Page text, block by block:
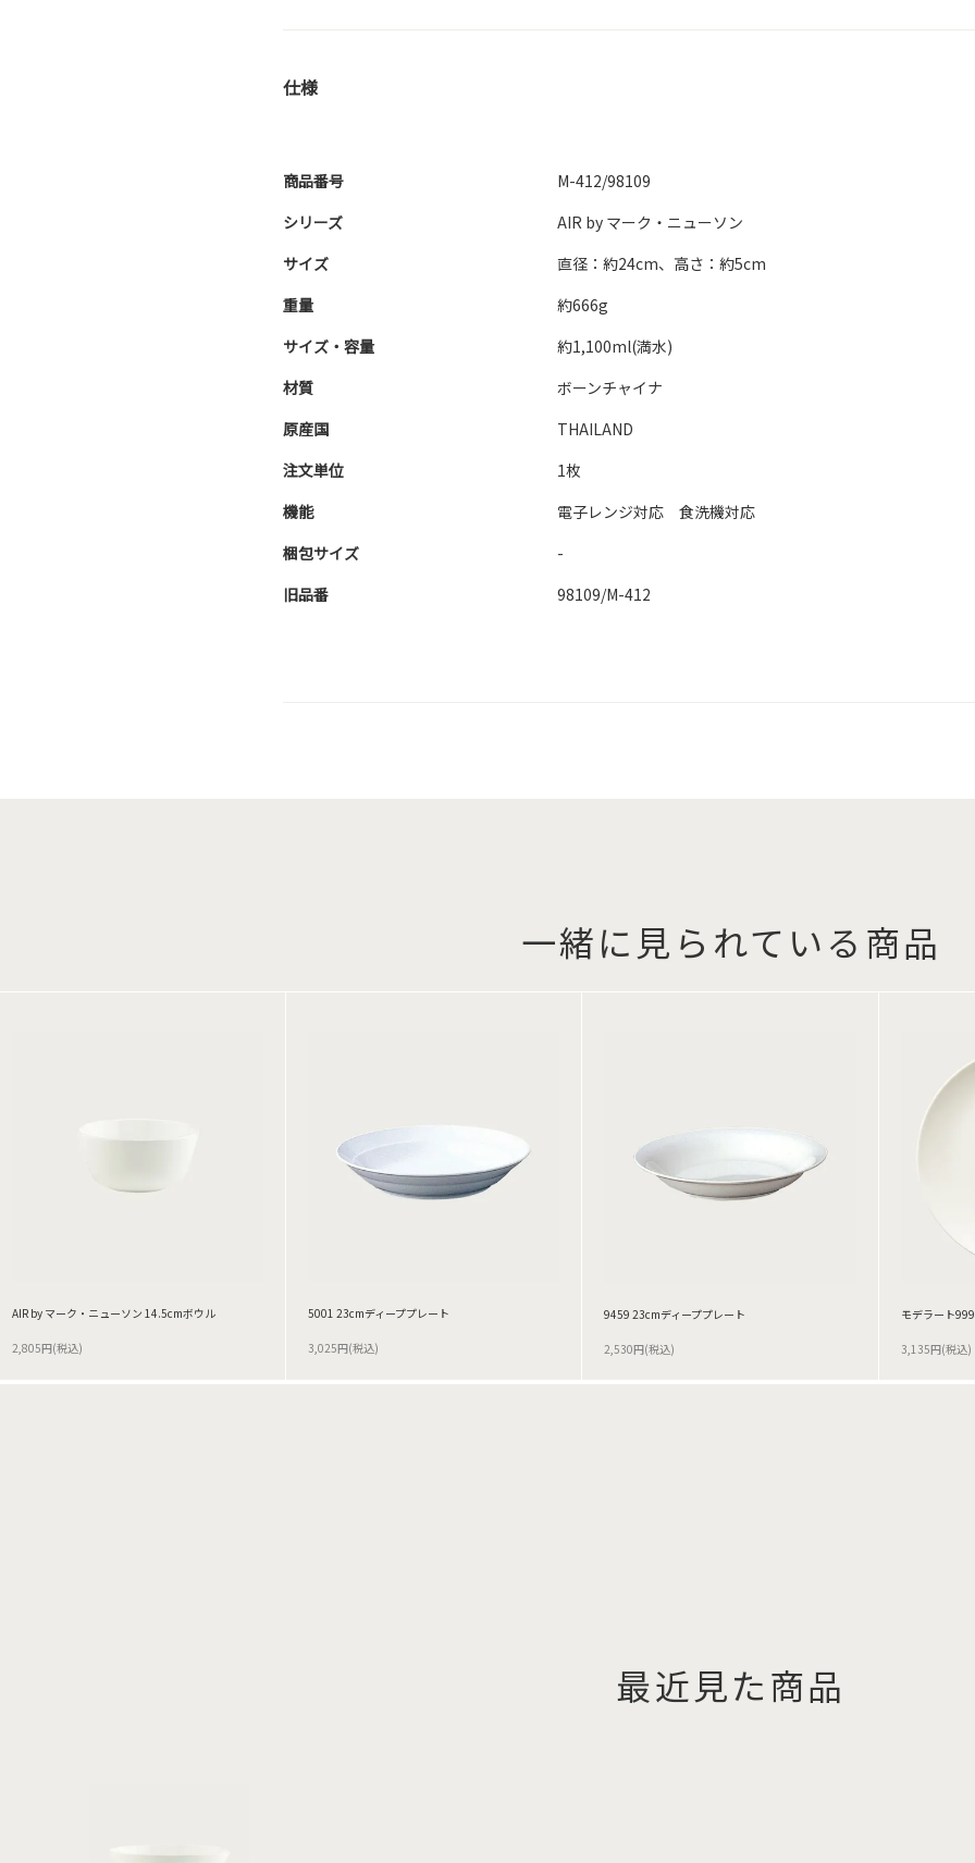
仕様
商品番号
M-412/98109
シリーズ
AIR by マーク・ニューソン
サイズ
直径：約24cm、高さ：約5cm
重量
約666g
サイズ・容量
約1,100ml(満水)
材質
ボーンチャイナ
原産国
THAILAND
注文単位
1枚
機能
電子レンジ対応 食洗機対応
梱包サイズ
-
旧品番
98109/M-412
一緒に見られている商品
AIR by マーク・ニューソン 14.5cmボウル
2,805円(税込)
5001 23cmディーププレート
3,025円(税込)
9459 23cmディーププレート
2,530円(税込)
モデラート
3,135円(税込)
最近見た商品